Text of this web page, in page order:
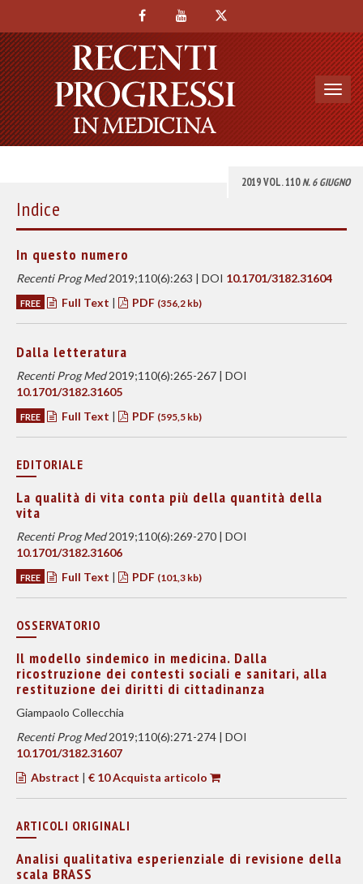
2019 VOL. 110N. 6 GIUGNO
Indice
In questo numero
Recenti Prog Med2019;110(6):263 | DOI 10.1701/3182.31604
FREE Full Text | PDF (356,2 kb)
Dalla letteratura
Recenti Prog Med2019;110(6):265-267 | DOI
10.1701/3182.31605
FREE Full Text | PDF (595,5 kb)
EDITORIALE
La qualità di vita conta più della quantità della
vita
Recenti Prog Med2019;110(6):269-270 | DOI
10.1701/3182.31606
FREE Full Text | PDF (101,3 kb)
OSSERVATORIO
Il modello sindemico in medicina. Dalla
ricostruzione dei contesti sociali e sanitari, alla
restituzione dei diritti di cittadinanza
Giampaolo Collecchia
Recenti Prog Med2019;110(6):271-274 | DOI
10.1701/3182.31607
Abstract | € 10 Acquista articolo
ARTICOLI ORIGINALI
Analisi qualitativa esperienziale di revisione della
scala BRASS